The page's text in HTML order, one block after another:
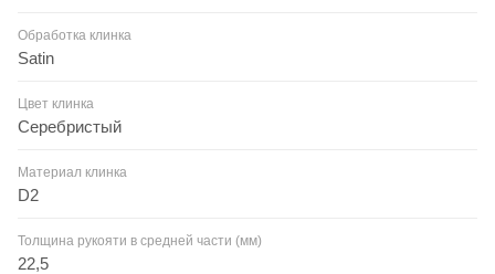
Обработка клинка
Satin
Цвет клинка
Серебристый
Материал клинка
D2
Толщина рукояти в средней части (мм)
22,5